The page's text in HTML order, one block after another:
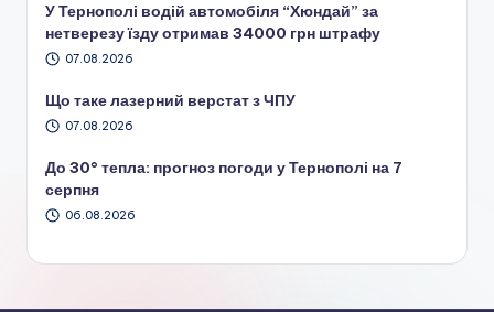
У Тернополі водій автомобіля “Хюндай” за
нетверезу їзду отримав 34000 грн штрафу
07.08.2026
Що таке лазерний верстат з ЧПУ
07.08.2026
До 30° тепла: прогноз погоди у Тернополі на 7
серпня
06.08.2026